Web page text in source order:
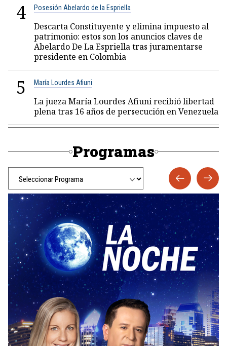
4 Posesión Abelardo de la Espriella
Descarta Constituyente y elimina impuesto al
patrimonio: estos son los anuncios claves de
Abelardo De La Espriella tras juramentarse
presidente en Colombia
5 María Lourdes Afiuni
La jueza María Lourdes Afiuni recibió libertad
plena tras 16 años de persecución en Venezuela
Programas